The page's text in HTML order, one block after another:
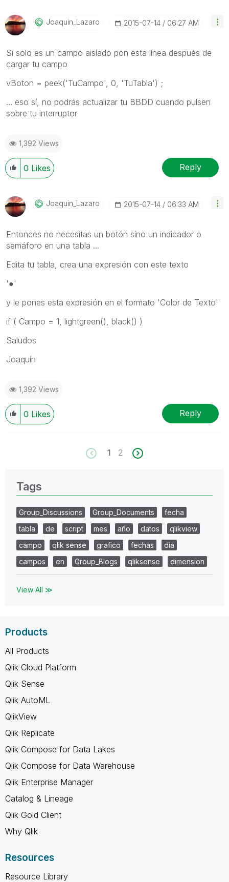
Joaquin_Lazaro ‎2015-07-14 06:27 AM
Si solo es un campo aislado pon esta línea después de
cargar tu campo
vBoton = peek('TuCampo', 0, 'TuTabla') ;
... eso sí, no podrás actualizar tu BBDD cuando pulsen
sobre tu interruptor
1,392 Views
0 Likes Reply
Joaquin_Lazaro ‎2015-07-14 06:33 AM
Entonces no necesitas un botón sino un indicador o
semáforo en una tabla ...
Edita tu tabla, crea una expresión con este texto
'●'
y le pones esta expresión en el formato 'Color de Texto'
if ( Campo = 1, lightgreen(), black() )
Saludos
Joaquín
1,392 Views
0 Likes Reply
1 2
Tags
Group_Discussions Group_Documents
fecha
tabla
de script mes año datos
qlikview
campo
qlik sense grafico fechas
dia
campos
en Group_Blogs qliksense dimension
View All ≫
Products
All Products
Qlik Cloud Platform
Qlik Sense
Qlik AutoML
QlikView
Qlik Replicate
Qlik Compose for Data Lakes
Qlik Compose for Data Warehouse
Qlik Enterprise Manager
Catalog & Lineage
Qlik Gold Client
Why Qlik
Resources
Resource Library